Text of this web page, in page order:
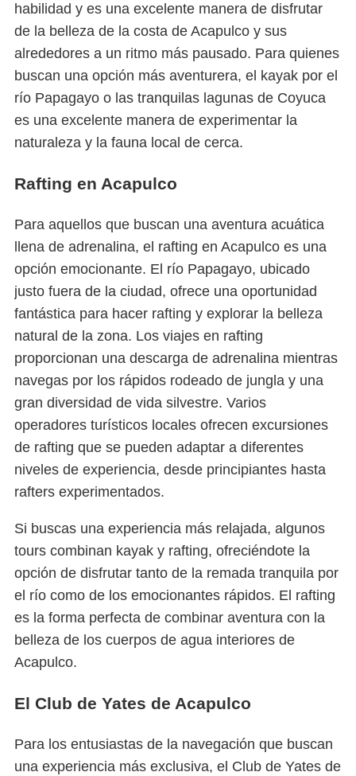
habilidad y es una excelente manera de disfrutar
de la belleza de la costa de Acapulco y sus
alrededores a un ritmo más pausado. Para quienes
buscan una opción más aventurera, el kayak por el
río Papagayo o las tranquilas lagunas de Coyuca
es una excelente manera de experimentar la
naturaleza y la fauna local de cerca.
Rafting en Acapulco
Para aquellos que buscan una aventura acuática
llena de adrenalina, el rafting en Acapulco es una
opción emocionante. El río Papagayo, ubicado
justo fuera de la ciudad, ofrece una oportunidad
fantástica para hacer rafting y explorar la belleza
natural de la zona. Los viajes en rafting
proporcionan una descarga de adrenalina mientras
navegas por los rápidos rodeado de jungla y una
gran diversidad de vida silvestre. Varios
operadores turísticos locales ofrecen excursiones
de rafting que se pueden adaptar a diferentes
niveles de experiencia, desde principiantes hasta
rafters experimentados.
Si buscas una experiencia más relajada, algunos
tours combinan kayak y rafting, ofreciéndote la
opción de disfrutar tanto de la remada tranquila por
el río como de los emocionantes rápidos. El rafting
es la forma perfecta de combinar aventura con la
belleza de los cuerpos de agua interiores de
Acapulco.
El Club de Yates de Acapulco
Para los entusiastas de la navegación que buscan
una experiencia más exclusiva, el Club de Yates de